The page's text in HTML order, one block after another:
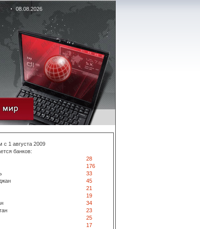
08.08.2026
с 1 августа 2009
банков:
28
176
33
45
21
19
34
23
25
17